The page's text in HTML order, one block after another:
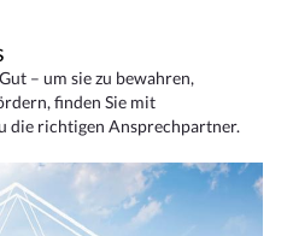
– um sie zu bewahren,
finden Sie mit
die richtigen Ansprechpartner.